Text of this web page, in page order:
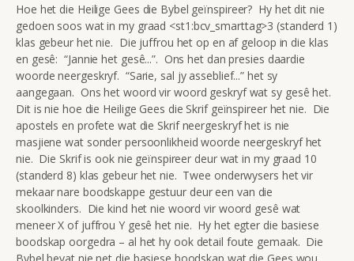
Hoe het die Heilige Gees die Bybel geïnspireer? Hy het dit nie
gedoen soos wat in my graad <st1:bcv_smarttag>3 (standerd 1)
klas gebeur het nie. Die juffrou het op en af geloop in die klas
en gesê: “Jannie het gesê...”. Ons het dan presies daardie
woorde neergeskryf. “Sarie, sal jy asseblief...” het sy
aangegaan. Ons het woord vir woord geskryf wat sy gesê het.
Dit is nie hoe die Heilige Gees die Skrif geïnspireer het nie. Die
apostels en profete wat die Skrif neergeskryf het is nie
masjiene wat sonder persoonlikheid woorde neergeskryf het
nie. Die Skrif is ook nie geïnspireer deur wat in my graad 10
(standerd 8) klas gebeur het nie. Twee onderwysers het vir
mekaar nare boodskappe gestuur deur een van die
skoolkinders. Die kind het nie woord vir woord gesê wat
meneer X of juffrou Y gesê het nie. Hy het egter die basiese
boodskap oorgedra – al het hy ook detail foute gemaak. Die